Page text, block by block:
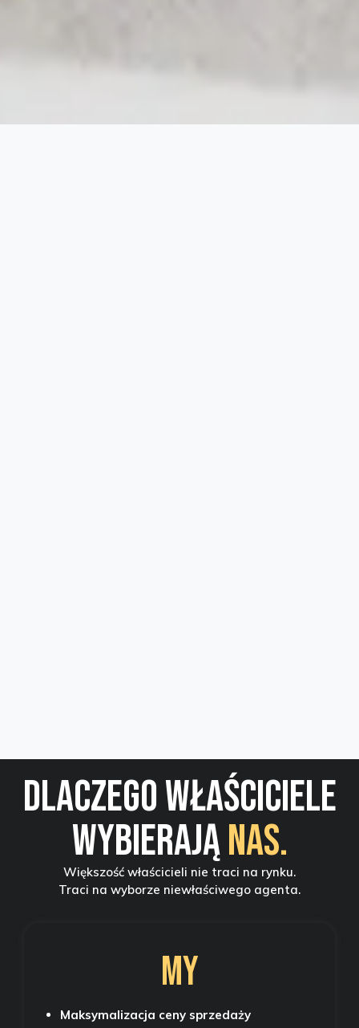
Dlaczego właściciele
wybierająNAS.
Większość właścicieli nie traci na rynku.
Traci na wyborze niewłaściwego agenta.
MY
Maksymalizacja ceny sprzedaży